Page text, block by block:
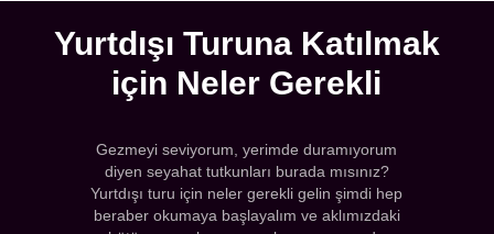
Yurtdışı Turuna Katılmak
için Neler Gerekli
Gezmeyi seviyorum, yerimde duramıyorum
diyen seyahat tutkunları burada mısınız?
Yurtdışı turu için neler gerekli gelin şimdi hep
beraber okumaya başlayalım ve aklımızdaki